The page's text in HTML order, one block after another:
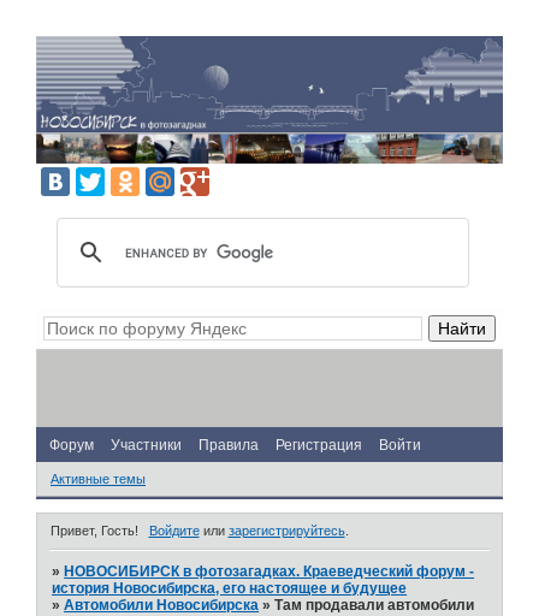
Форум Участники Правила Регистрация Войти
Активные темы
Привет, Гость! Войдитеили зарегистрируйтесь.
» НОВОСИБИРСК в фотозагадках. Краеведческий форум -
история Новосибирска, его настоящее и будущее
»Автомобили Новосибирска »Там продавали автомобили